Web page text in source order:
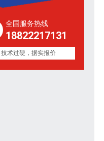
全国服务热线
18822217131
技术过硬，据实报价